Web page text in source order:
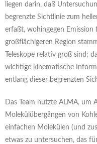
liegen darin, daß
begrenzte Sichtlinie zum
erfaßt, wohingegen Emission
großflächigeren Region
Teleskope relativ groß sind;
wichtige kinematische
entlang dieser begrenzten
Das Team nutzte ALMA, um
Molekülübergängen von
einfachen Molekülen (und
etwas zu untersuchen, das